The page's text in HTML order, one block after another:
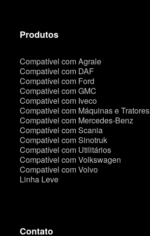
Produtos
Compatível com Agrale
Compatível com DAF
Compatível com Ford
Compatível com GMC
Compatível com Iveco
Compatível com Máquinas e Tratores
Compatível com Mercedes-Benz
Compatível com Scania
Compatível com Sinotruk
Compatível com Utilitários
Compatível com Volkswagen
Compatível com Volvo
Linha Leve
Contato